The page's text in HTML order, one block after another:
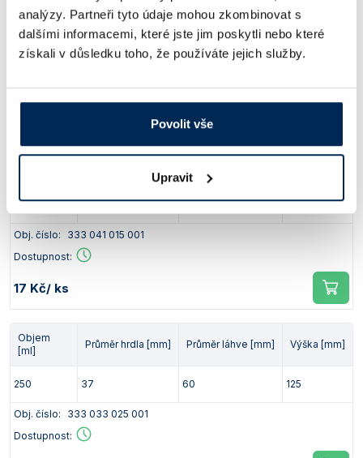
analýzy. Partneři tyto údaje mohou zkombinovat s
dalšími informacemi, které jste jim poskytli nebo které
získali v důsledku toho, že používáte jejich služby.
Povolit vše
Upravit
Obj. číslo:
333 024 010 004
17 Kč
Objem
150 37 51 108
Obj. číslo:
333 041 015 001
Dostupnost:
17 Kč/ ks
Objem
[ml]
Průměr hrdla [mm] Průměr láhve [mm] Výška [mm]
250 37 60 125
Obj. číslo:
333 033 025 001
Dostupnost: